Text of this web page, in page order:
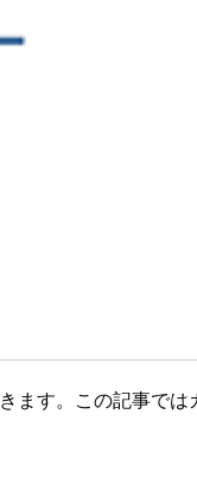
す。この記事で